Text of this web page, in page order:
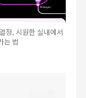
정, 시원한 실내에서
는 법